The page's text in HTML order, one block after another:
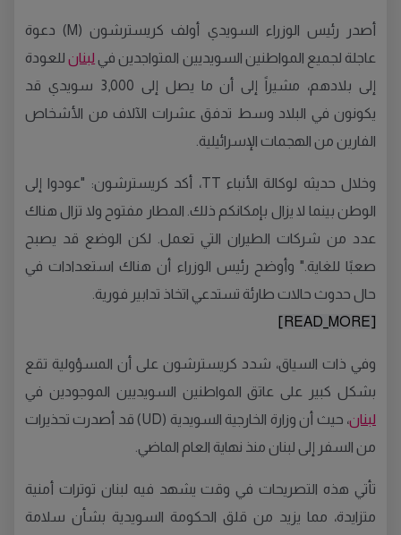
أصدر رئيس الوزراء السويدي أولف كريسترشون (M) دعوة
عاجلة لجميع المواطنين السويديين المتواجدين في لبنانللعودة
إلى بلادهم، مشيراً إلى أن ما يصل إلى 3,000 سويدي قد
يكونون في البلاد وسط تدفق عشرات الآلاف من الأشخاص
الفارين من الهجمات الإسرائيلية.
وخلال حديثه لوكالة الأنباء TT، أكد كريسترشون: "عودوا إلى
الوطن بينما لا يزال بإمكانكم ذلك. المطار مفتوح ولا تزال هناك
عدد من شركات الطيران التي تعمل. لكن الوضع قد يصبح
صعبًا للغاية." وأوضح رئيس الوزراء أن هناك استعدادات في
حال حدوث حالات طارئة تستدعي اتخاذ تدابير فورية.
[READ_MORE]
وفي ذات السياق، شدد كريسترشون على أن المسؤولية تقع
بشكل كبير على عاتق المواطنين السويديين الموجودين في
لبنان
، حيث أن وزارة الخارجية السويدية (UD) قد أصدرت تحذيرات
من السفر إلى لبنان منذ نهاية العام الماضي.
تأتي هذه التصريحات في وقت يشهد فيه لبنان توترات أمنية
متزايدة، مما يزيد من قلق الحكومة السويدية بشأن سلامة